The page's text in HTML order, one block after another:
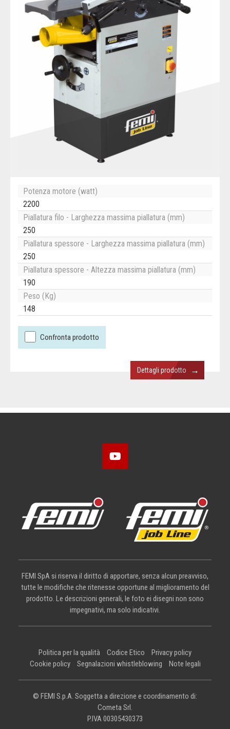
Potenza motore (watt)
2200
Piallatura filo - Larghezza massima piallatura (mm)
250
Piallatura spessore - Larghezza massima piallatura (mm)
250
Piallatura spessore - Altezza massima piallatura (mm)
190
Peso (Kg)
148
Confronta prodotto
Dettagli prodotto →
FEMI SpA si riserva il diritto di apportare, senza alcun preavviso,
tutte le modifiche che ritenesse opportune al miglioramento del
prodotto. Le descrizioni generali, le foto ei disegni non sono
impegnativi, ma solo indicativi.
Politica per la qualità Codice Etico
Privacy policy
Cookie policy
Segnalazioni whistleblowing Note legali
© FEMI S.p.A. Soggetta a direzione e coordinamento di:
Cometa Srl.
P.IVA 00305430373